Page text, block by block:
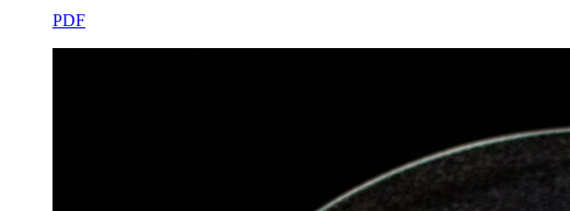
PDF